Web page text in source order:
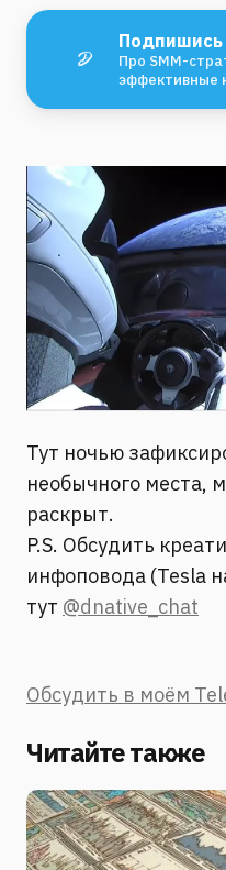
Подпишись
Про SMM-
эффективные
Тут ночью
необычного места,
раскрыт.
P.S. Обсудить
инфоповода (Tesla
тут @dnative_chat
Обсудить в моём
Читайте также